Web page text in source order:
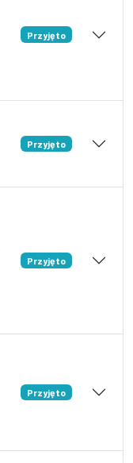
Przyjęto
Przyjęto
Przyjęto
Przyjęto